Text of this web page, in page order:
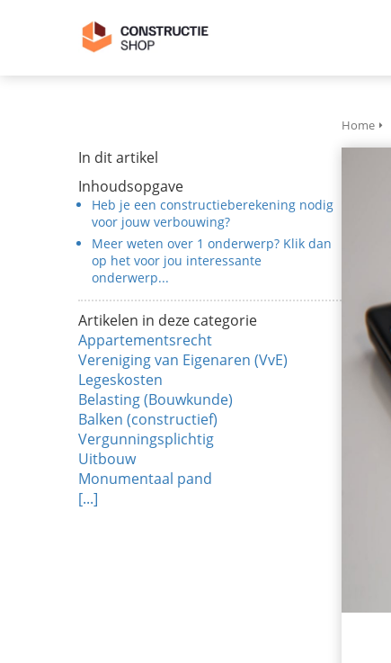
In dit artikel
Inhoudsopgave
Heb je een constructieberekening nodig
voor jouw verbouwing?
Meer weten over 1 onderwerp? Klik dan
op het voor jou interessante
onderwerp...
Artikelen in deze categorie
Appartementsrecht
Vereniging van Eigenaren (VvE)
Legeskosten
Belasting (Bouwkunde)
Balken (constructief)
Vergunningsplichtig
Uitbouw
Monumentaal pand
[...]
Home